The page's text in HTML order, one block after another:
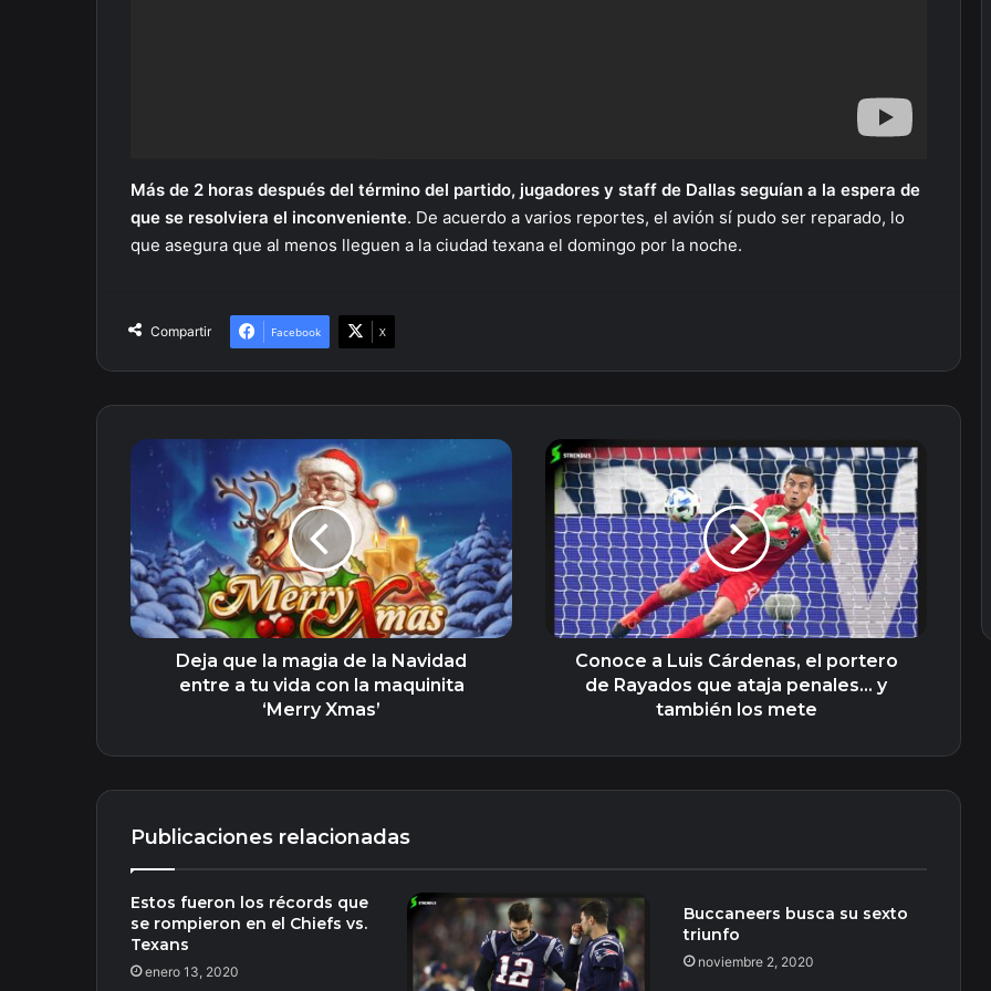
Más de 2 horas después del término del partido, jugadores y staff de Dallas seguían a la espera de
que se resolviera el inconveniente. De acuerdo a varios reportes, el avión sí pudo ser reparado, lo
que asegura que al menos lleguen a la ciudad texana el domingo por la noche.
Compartir Facebook X
Deja
magia
de
la
Navidad
entre
a
Deja que la magia de la Navidad
entre a tu vida con la maquinita
‘Merry Xmas’
Conoce
Luis
Cárdenas,
el
portero
de
Rayados
que
penales…
Conoce a Luis Cárdenas, el portero
de Rayados que ataja penales… y
también los mete
Publicaciones relacionadas
Estos fueron los récords que
se rompieron en el Chiefs vs.
Texans
enero 13, 2020
Buccaneers busca su sexto
triunfo
noviembre 2, 2020